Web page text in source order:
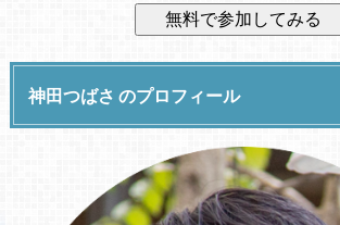
神田つばさ のプロフィール